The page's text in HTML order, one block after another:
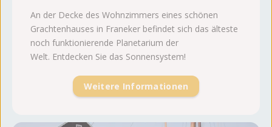
An der Decke des Wohnzimmers eines schönen
Grachtenhauses in Franeker befindet sich das älteste
noch funktionierende Planetarium der
Welt. Entdecken Sie das Sonnensystem!
Weitere Informationen